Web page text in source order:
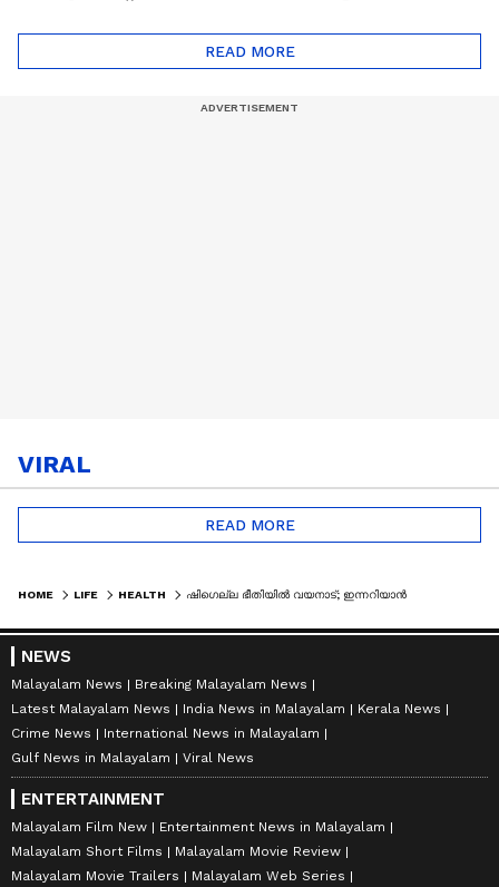
READ MORE
VIRAL
READ MORE
HOME LIFE HEALTH ഷി​ഗെല്ല ഭീതിയിൽ വയനാട്; ഇന്നറിയാൻ
NEWS
Malayalam News
Breaking Malayalam News
Latest Malayalam News
India News in Malayalam
Kerala News
Crime News
International News in Malayalam
Gulf News in Malayalam
Viral News
ENTERTAINMENT
Malayalam Film New
Entertainment News in Malayalam
Malayalam Short Films
Malayalam Movie Review
Malayalam Movie Trailers
Malayalam Web Series